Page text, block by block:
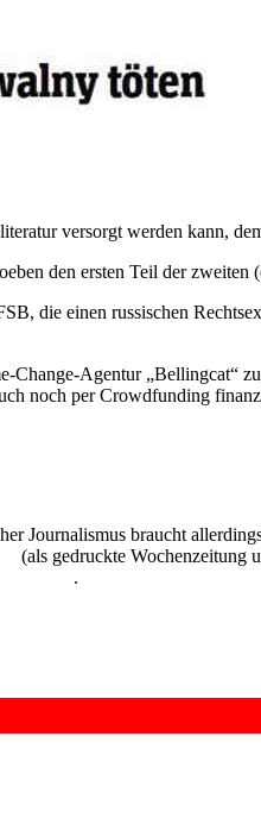
versorgt werden kann,
den ersten Teil der
die einen russischen
Agentur „Bellingcat“
noch per Crowdfunding
Journalismus braucht
(als gedruckte Wochenzeitung
.